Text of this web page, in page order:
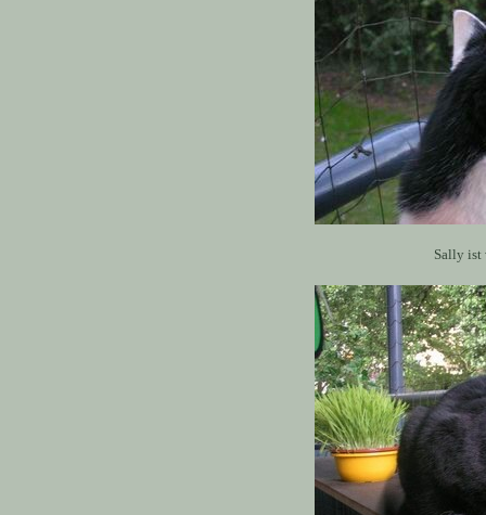
Sally ist